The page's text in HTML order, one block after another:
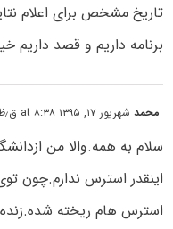
تاریخ مشخص برای اعلام
برنامه داریم و قصد داریم
محمدشهریور ۱۷, ۱۳۹۵ at ۸:۳۸ ق٫ظ
سلام به همه.والا من
اینقدر استرس ندارم.چون
استرس هام ریخته